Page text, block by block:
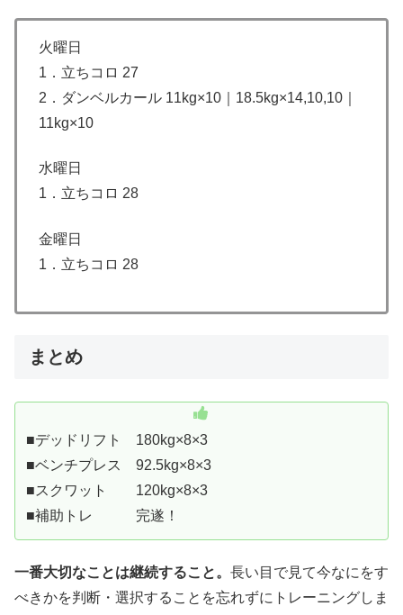
火曜日
1．立ちコロ 27
2．ダンベルカール 11kg×10｜18.5kg×14,10,10｜
11kg×10
水曜日
1．立ちコロ 28
金曜日
1．立ちコロ 28
まとめ
■デッドリフト 180kg×8×3
■ベンチプレス 92.5kg×8×3
■スクワット 120kg×8×3
■補助トレ 完遂！
一番大切なことは継続すること。 長い目で見て今なにをす
べきかを判断・選択することを忘れずにトレーニングしま